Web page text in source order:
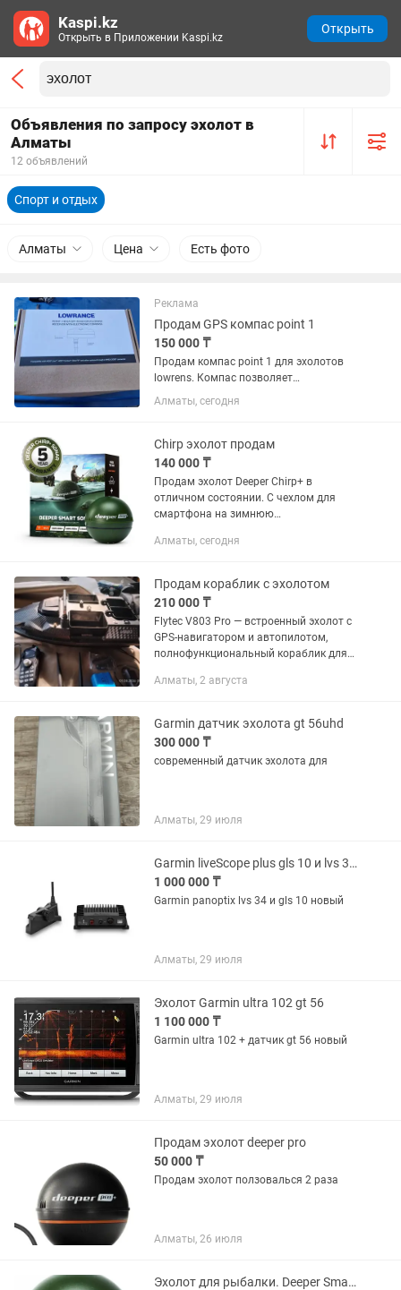
Объявления по запросу эхолот в
Алматы
12 объявлений
Спорт и отдых
Алматы Цена Есть фото
Реклама
Продам GPS компас point 1
150 000 ₸
Продам компас point 1 для эхолотов
lowrens. Компас позволяет
позиционировать, нос лодки
относительно подводной карты
Алматы, сегодня
Chirp эхолот продам
140 000 ₸
Продам эхолот Deeper Chirp+ в
отличном состоянии. С чехлом для
смартфона на зимнюю
телефона цена:125000тг GPS / Wi-Fi /
Глубина...
Алматы, сегодня
Продам кораблик с эхолотом
210 000 ₸
Flytec V803 Pro — встроенный эхолот с
GPS-навигатором и автопилотом,
полнофункциональный кораблик для
являющаяся улучшенной версией
Алматы, 2 августа
Garmin датчик эхолота gt 56uhd
300 000 ₸
современный датчик эхолота для
Алматы, 29 июля
Garmin liveScope plus gls 10 и lvs 34 panoptix
1 000 000 ₸
Garmin panoptix lvs 34 и gls 10 новый
Алматы, 29 июля
Эхолот Garmin ultra 102 gt 56
1 100 000 ₸
Garmin ultra 102 + датчик gt 56 новый
Алматы, 29 июля
Продам эхолот deeper pro
50 000 ₸
Продам эхолот ползовалься 2 раза
Алматы, 26 июля
Эхолот для рыбалки. Deeper Smart Sonar CHIRP+
Kaspi.kz
Открыть в Приложении Kaspi.kz
Открыть